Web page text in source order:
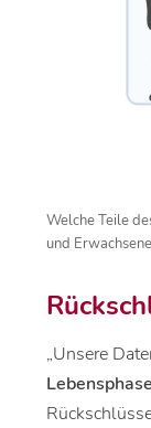
Welche Teile
und
„Unsere